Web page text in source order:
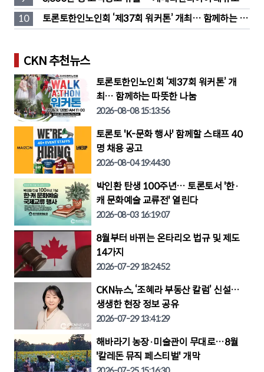
단소송 직면
10
토론토한인노인회 ‘제37회 워커톤’ 개최… 함께하는 따
뜻한 나눔
CKN 추천뉴스
토론토한인노인회 ‘제37회 워커톤’ 개
최… 함께하는 따뜻한 나눔
2026-08-08 15:13:56
토론토 'K-문화 행사' 함께할 스태프 40
명 채용 공고
2026-08-04 19:44:30
박인환 탄생 100주년… 토론토서 '한·
캐 문화예술 교류전' 열린다
2026-08-03 16:19:07
8월부터 바뀌는 온타리오 법규 및 제도
14가지
2026-07-29 18:24:52
CKN뉴스, ‘조혜라 부동산 칼럼’ 신설…
생생한 현장 정보 공유
2026-07-29 13:41:29
해바라기 농장·미술관이 무대로…8월
'칼레돈 뮤직 페스티벌' 개막